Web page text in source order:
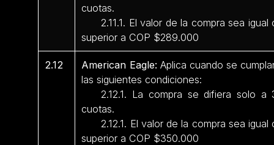
cuotas.
2.11.1. El valor de la compra sea igual
superior a COP $289.000
2.12 American Eagle: Aplica cuando se
las siguientes condiciones:
2.12.1. La compra se difiera solo a
cuotas.
2.12.1. El valor de la compra sea igual
superior a COP $350.000